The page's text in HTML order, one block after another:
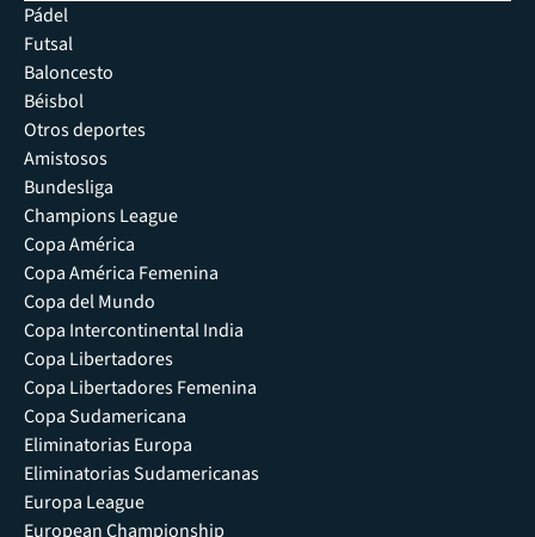
Pádel
Futsal
Baloncesto
Béisbol
Otros deportes
Amistosos
Bundesliga
Champions League
Copa América
Copa América Femenina
Copa del Mundo
Copa Intercontinental India
Copa Libertadores
Copa Libertadores Femenina
Copa Sudamericana
Eliminatorias Europa
Eliminatorias Sudamericanas
Europa League
European Championship